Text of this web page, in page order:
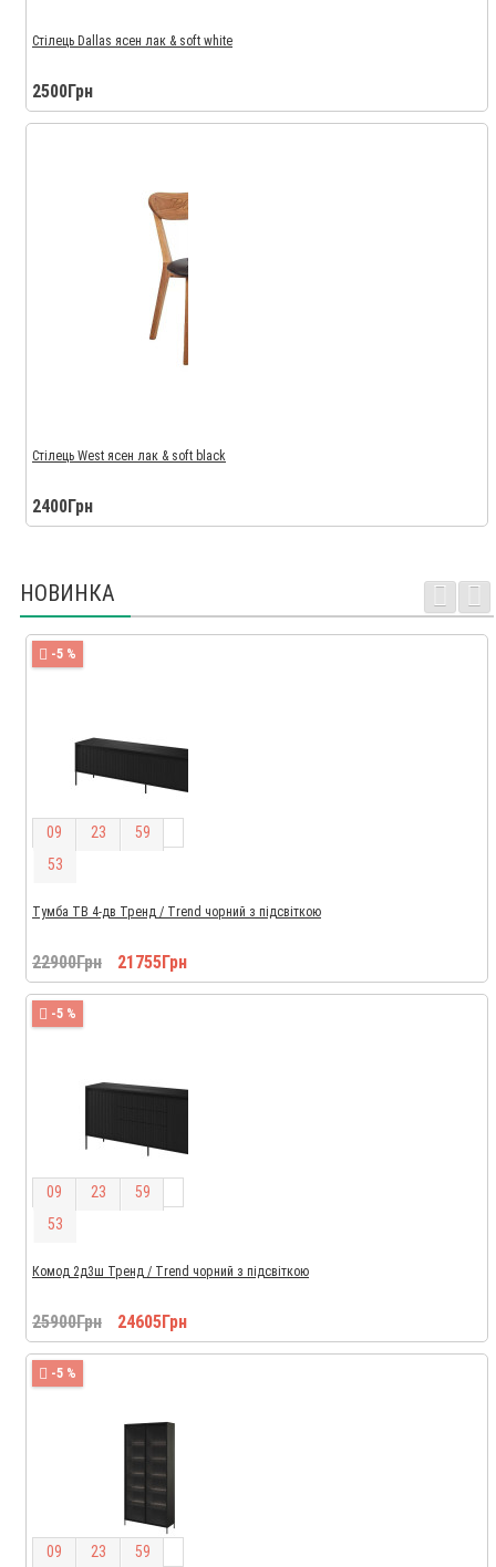
Стілець Dallas ясен лак & soft white
2500Грн
Стілець West ясен лак & soft black
2400Грн
НОВИНКА
-5 %
09 23 59
52
Тумба ТВ 4-дв Тренд / Trend чорний з підсвіткою
22900Грн 21755Грн
-5 %
09 23 59
52
Комод 2д3ш Тренд / Trend чорний з підсвіткою
25900Грн 24605Грн
-5 %
09 23 59